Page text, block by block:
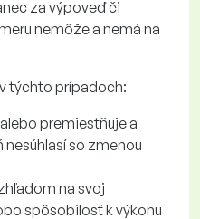
za výpoveď či
nemôže a nemá na
týchto prípadoch:
premiestňuje a
so zmenou
na svoj
spôsobilosť k výkonu